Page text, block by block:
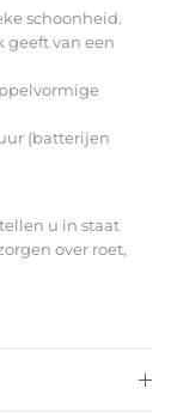
schoonheid.
geeft van een
(batterijen
u in staat
over roet,